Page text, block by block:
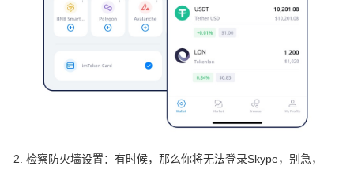
2. 检察防火墙设置：有时候，那么你将无法登录Skype，别急，